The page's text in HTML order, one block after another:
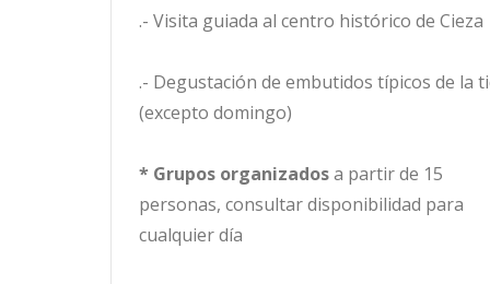
.- Visita guiada al centro histórico de Cieza
.- Degustación de embutidos típicos de la
(excepto domingo)
* Grupos organizadosa partir de 15
personas, consultar disponibilidad para
cualquier día